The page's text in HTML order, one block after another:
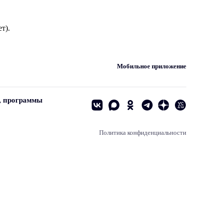
Мобильное приложение
программы
Политика конфиденциальности